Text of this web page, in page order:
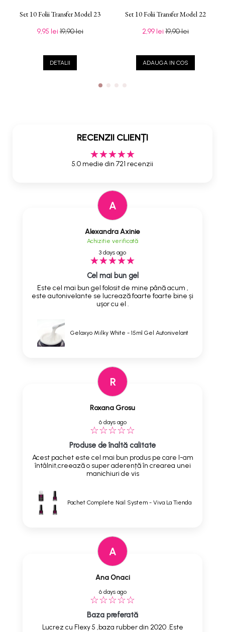
Set 10 Folii Transfer Model 23
9,95 lei19,90 lei
DETALII
Set 10 Folii Transfer Model 22
2,99 lei 19,90 lei
ADAUGA IN COS
RECENZII CLIENȚI
5.0 medie din 721 recenzii
A
Alexandra Axinie
Achizitie verificată
3 days ago
Cel mai bun gel
Este cel mai bun gel folosit de mine până acum ,
este autonivelante se lucrează foarte foarte bine și
ușor cu el .
Gelaxyo Milky White - 15ml Gel Autonivelant
R
Roxana Grosu
6 days ago
Produse de înaltă calitate
Acest pachet este cel mai bun produs pe care l-am
întâlnit,creează o super aderență în crearea unei
manichiuri de vis
Pachet Complete Nail System - Viva La Tienda
A
Ana Onaci
6 days ago
Baza preferată
Lucrez cu Flexy 5 ,baza rubber din 2020 .Este